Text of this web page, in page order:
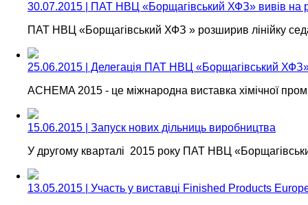
30.07.2015 | ПАТ НВЦ «Борщагівський ХФЗ» вивів на
ПАТ НВЦ «Борщагівський ХФЗ » розширив лінійку
25.06.2015 | Делегація ПАТ НВЦ «Борщагівський
ACHEMA 2015 - це міжнародна виставка хімічної
15.06.2015 | Запуск нових дільниць виробництва
У другому кварталі 2015 року ПАТ НВЦ
13.05.2015 | Участь у виставці Finished Products